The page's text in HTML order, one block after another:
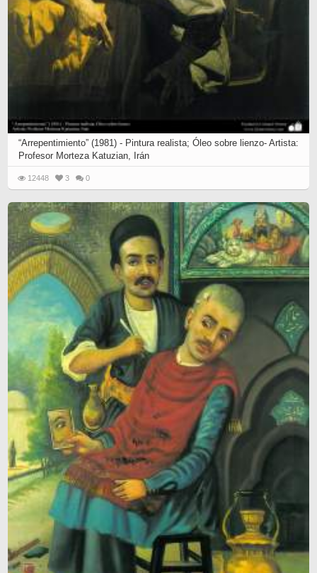
“Arrepentimiento” (1981) - Pintura realista; Óleo sobre lienzo- Artista:
Profesor Morteza Katuzian, Irán
12448 3 0